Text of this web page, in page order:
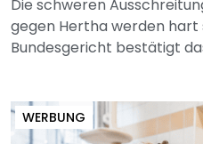
Die schweren
gegen Hertha werden hart
Bundesgericht bestätigt
WERBUNG